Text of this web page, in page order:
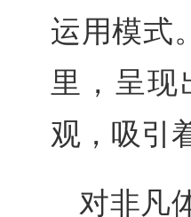
运用模式
里，呈
观，吸引
对非凡